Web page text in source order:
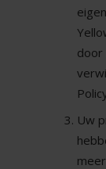
door
Uw